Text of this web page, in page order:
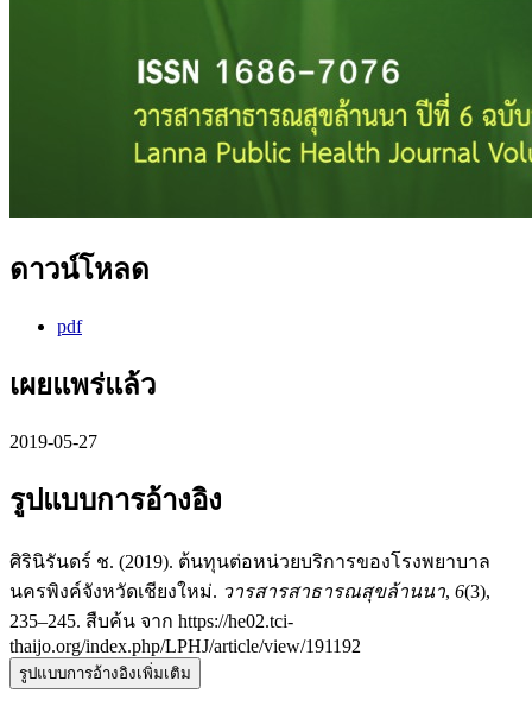
ดาวน์โหลด
pdf
เผยแพร่แล้ว
2019-05-27
รูปแบบการอ้างอิง
ศิรินิรันดร์ ช. (2019). ต้นทุนต่อหน่วยบริการของโรงพยาบาล
นครพิงค์จังหวัดเชียงใหม่. วารสารสาธารณสุขล้านนา, 6(3),
235–245. สืบค้น จาก https://he02.tci-
thaijo.org/index.php/LPHJ/article/view/191192
รูปแบบการอ้างอิงเพิ่มเติม